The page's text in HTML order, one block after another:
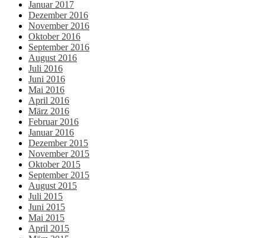
Januar 2017
Dezember 2016
November 2016
Oktober 2016
September 2016
August 2016
Juli 2016
Juni 2016
Mai 2016
April 2016
März 2016
Februar 2016
Januar 2016
Dezember 2015
November 2015
Oktober 2015
September 2015
August 2015
Juli 2015
Juni 2015
Mai 2015
April 2015